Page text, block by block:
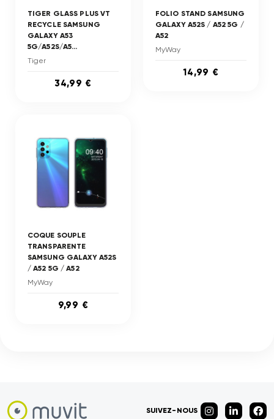
TIGER GLASS PLUS VT
RECYCLE SAMSUNG
GALAXY A53
5G/A52S/A5...
Tiger
34,99 €
FOLIO STAND SAMSUNG
GALAXY A52S / A52 5G /
A52
MyWay
14,99 €
COQUE SOUPLE
TRANSPARENTE
SAMSUNG GALAXY A52S
/ A52 5G / A52
MyWay
9,99 €
SUIVEZ-NOUS